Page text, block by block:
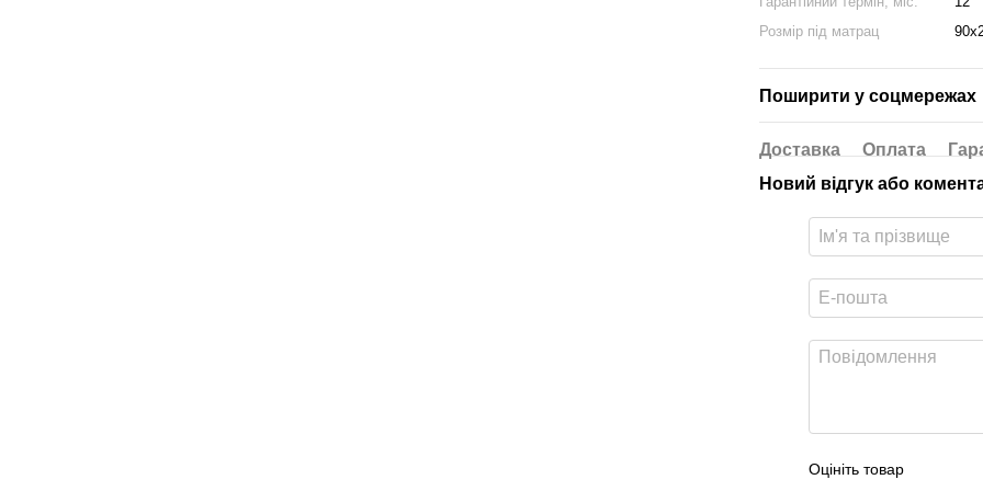
Розмір під матрац
Поширити у соцмережах
Доставка Оплата
Новий відгук або
Оцініть товар